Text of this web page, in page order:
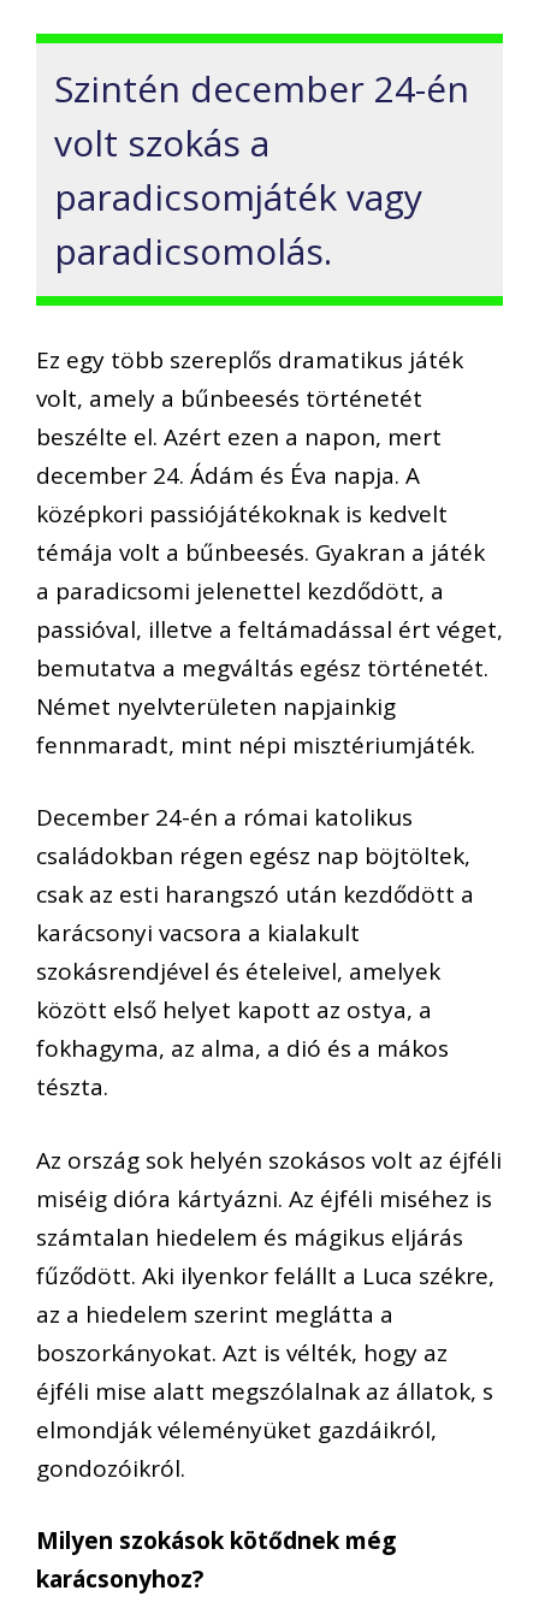
Szintén december 24-én
volt szokás a
paradicsomjáték vagy
paradicsomolás.
Ez egy több szereplős dramatikus játék
volt, amely a bűnbeesés történetét
beszélte el. Azért ezen a napon, mert
december 24. Ádám és Éva napja. A
középkori passiójátékoknak is kedvelt
témája volt a bűnbeesés. Gyakran a játék
a paradicsomi jelenettel kezdődött, a
passióval, illetve a feltámadással ért véget,
bemutatva a megváltás egész történetét.
Német nyelvterületen napjainkig
fennmaradt, mint népi misztériumjáték.
December 24-én a római katolikus
családokban régen egész nap böjtöltek,
csak az esti harangszó után kezdődött a
karácsonyi vacsora a kialakult
szokásrendjével és ételeivel, amelyek
között első helyet kapott az ostya, a
fokhagyma, az alma, a dió és a mákos
tészta.
Az ország sok helyén szokásos volt az éjféli
miséig dióra kártyázni. Az éjféli miséhez is
számtalan hiedelem és mágikus eljárás
fűződött. Aki ilyenkor felállt a Luca székre,
az a hiedelem szerint meglátta a
boszorkányokat. Azt is vélték, hogy az
éjféli mise alatt megszólalnak az állatok, s
elmondják véleményüket gazdáikról,
gondozóikról.
Milyen szokások kötődnek még
karácsonyhoz?